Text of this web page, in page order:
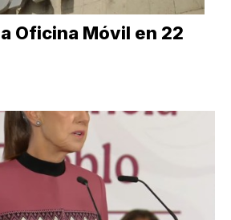
Oficina Móvil en 22